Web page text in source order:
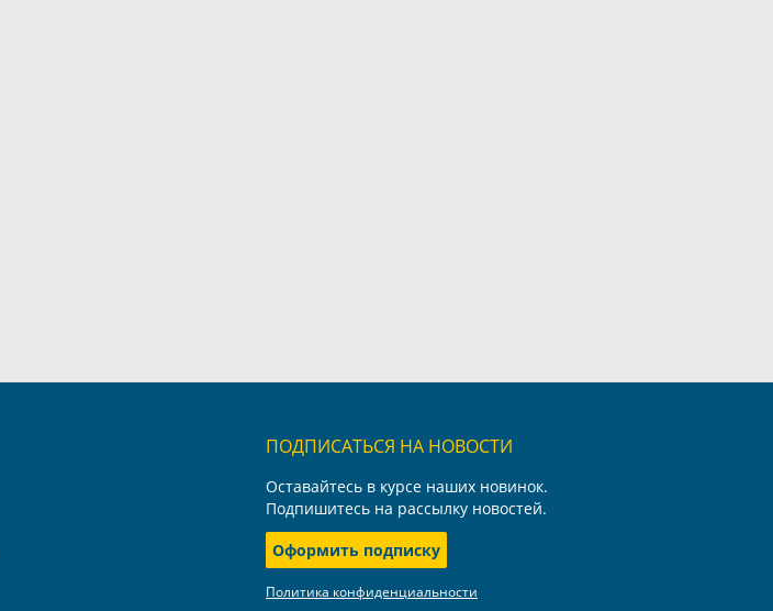
ПОДПИСАТЬСЯ НА НОВОСТИ
Оставайтесь в курсе наших новинок.
Подпишитесь на рассылку новостей.
Оформить подписку
Политика конфиденциальности